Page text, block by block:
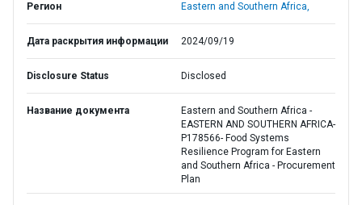
Регион Eastern and Southern Africa,
Дата раскрытия информации 2024/09/19
Disclosure Status Disclosed
Название документа
Eastern and Southern Africa -
EASTERN AND SOUTHERN AFRICA-
P178566- Food Systems
Resilience Program for Eastern
and Southern Africa - Procurement
Plan